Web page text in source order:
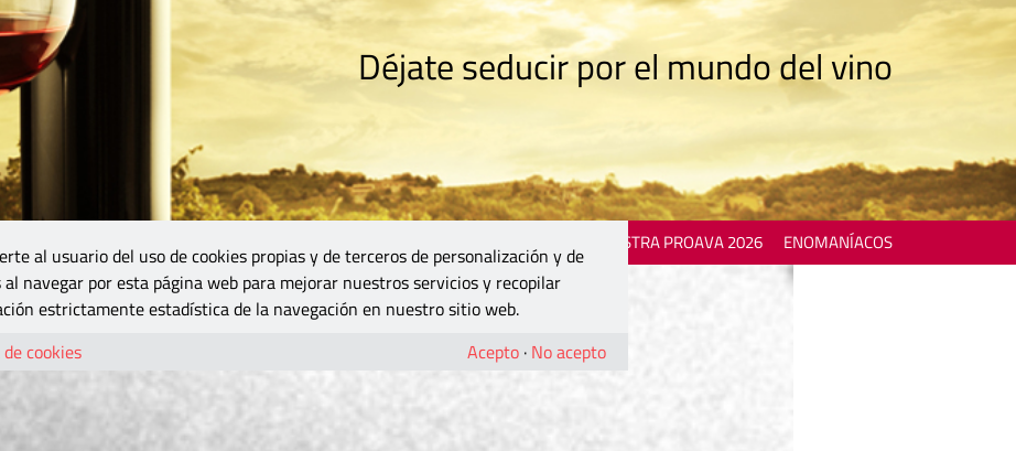
Déjate seducir por el mundo del vino
MOSTRA PROAVA 2026 ENOMANÍACOS
al usuario del uso de cookies propias y de terceros de personalización y de
navegar por esta página web para mejorar nuestros servicios y recopilar
estrictamente estadística de la navegación en nuestro sitio web.
cookies
Acepto · No acepto